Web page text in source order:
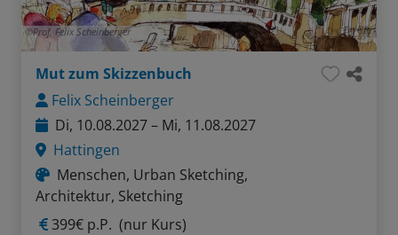
Prof. Felix Scheinberger
Mut zum Skizzenbuch
Felix Scheinberger
Di, 10.08.2027 – Mi, 11.08.2027
Hattingen
Menschen, Urban Sketching,
Architektur, Sketching
399€ p.P. (nur Kurs)